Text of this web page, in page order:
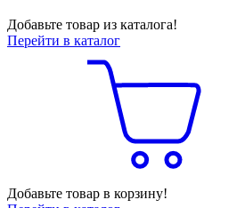
Добавьте товар из каталога!
Перейти в каталог
Добавьте товар в корзину!